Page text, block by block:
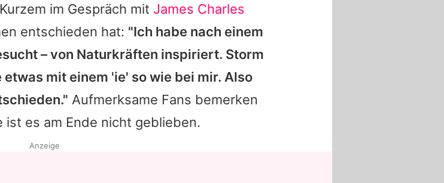
im Gespräch mit James Charles
entschieden hat: "Ich habe nach einem
– von Naturkräften inspiriert. Storm
mit einem 'ie' so wie bei mir. Also
Aufmerksame Fans bemerken
es am Ende nicht geblieben.
Anzeige